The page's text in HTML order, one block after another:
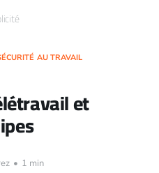
AU TRAVAIL
et
• 1 min